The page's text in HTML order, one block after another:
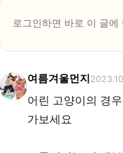
로그인하면 바로 이 글에
여름겨울먼지
어린 고양이의 경
가보세요